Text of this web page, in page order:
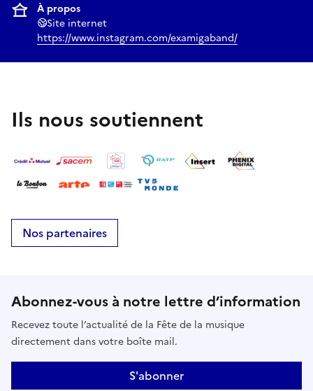
À propos
Site internet
https://www.instagram.com/examigaband/
Ils nous soutiennent
Nos partenaires
Abonnez-vous à notre lettre d’information
Recevez toute l’actualité de la Fête de la musique
directement dans votre boîte mail.
S'abonner